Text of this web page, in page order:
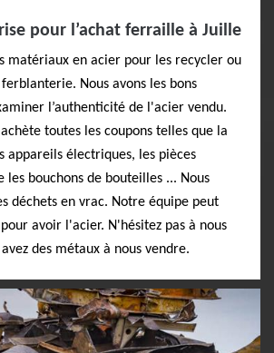
pour l’achat ferraille à Juille
matériaux en acier pour les recycler ou
Nous avons les bons
l’authenticité de l'acier vendu.
toutes les coupons telles que la
appareils électriques, les pièces
les bouchons de bouteilles ... Nous
déchets en vrac. Notre équipe peut
avoir l'acier. N'hésitez pas à nous
des métaux à nous vendre.